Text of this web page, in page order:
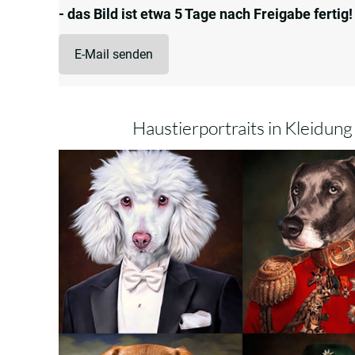
- das Bild ist etwa 5 Tage nach Freigabe fertig!
E-Mail senden
Haustierportraits in Kleidung